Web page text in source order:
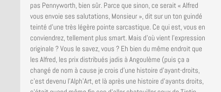
pas Pennyworth, bien sûr. Parce que sinon, ce serait « Alfred
vous envoie ses salutations, Monsieur », dit sur un ton guindé
teinté d’une très légère pointe sarcastique. Ce qui est, vous en
conviendrez, tellement plus smart. Mais d’où vient l’expression
originale ? Vous le savez, vous ? Eh bien du même endroit que
les Alfred, les prix distribués jadis à Angoulème (puis ça a
changé de nom à cause je crois d’une histoire d’ayant-droits,
c’est devenu l’Alph’Art, et là après une histoire d’ayants droits,